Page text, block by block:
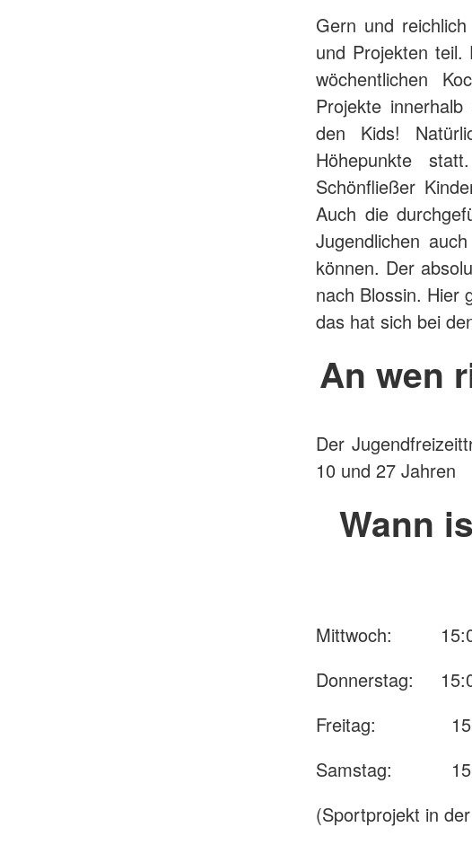
Gern und
und Projekten
wöchentlichen
Projekte
den Kids!
Höhepunkte
Schönfließer
Auch die
Jugendlichen
können. Der
nach Blossin. Hier
das hat sich bei
An wen
Der
10 und 27 Jahren
Wann
Mittwoch:
Donnerstag:
Freitag:
Samstag: 15:00
(Sportprojekt in